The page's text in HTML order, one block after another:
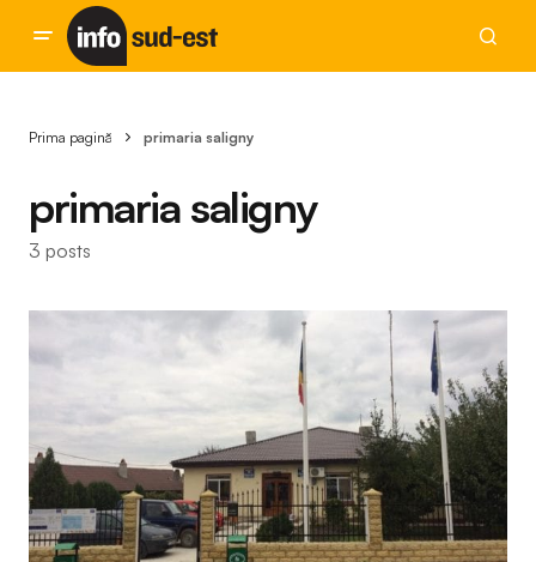
Prima pagină primaria saligny
primaria saligny
3 posts